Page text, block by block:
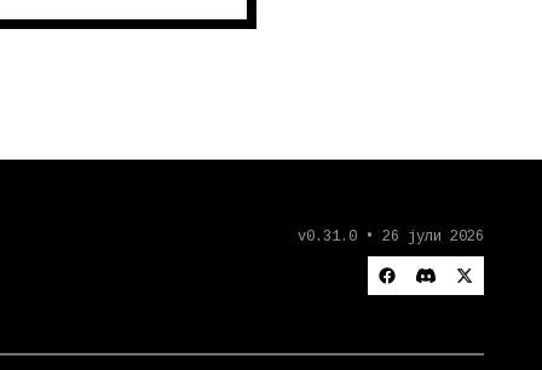
v0.31.0 • 26 јули 2026